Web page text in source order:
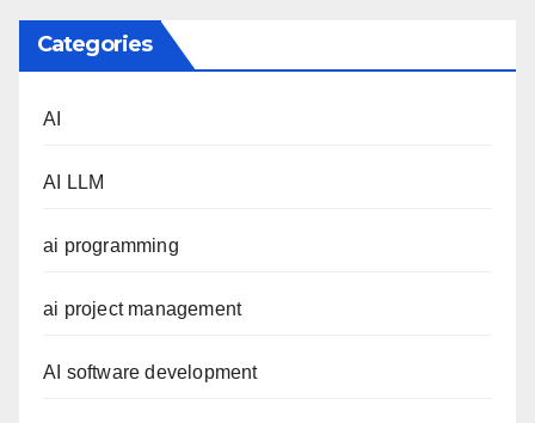
Categories
AI
AI LLM
ai programming
ai project management
AI software development